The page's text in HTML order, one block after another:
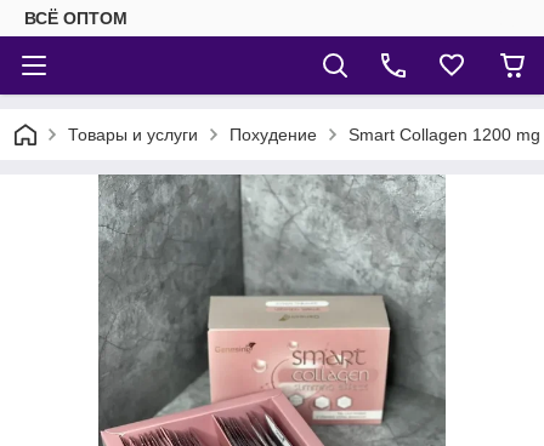
ВСЁ ОПТОМ
Товары и услуги Похудение Smart Collagen 1200